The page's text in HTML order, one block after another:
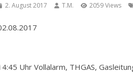
2. August 2017 T.M. 2059 Views
Uhr Vollalarm, THGAS,